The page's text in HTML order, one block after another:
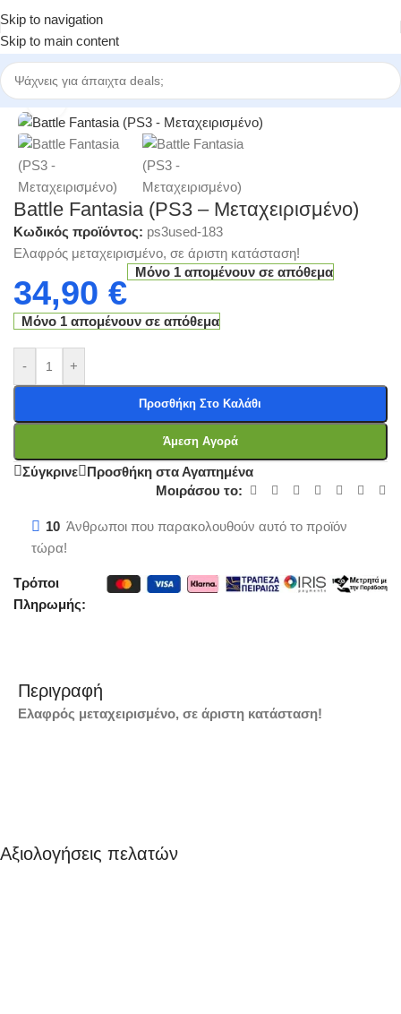
Skip to navigation
Skip to main content
/Ηλεκτρονικά Παιχνίδια/Μεταχειρισμένα Παιχνίδια - Retro
Click to enlarge
Battle Fantasia (PS3 – Μεταχειρισμένο)
Κωδικός προϊόντος: ps3used-183
Ελαφρός μεταχειρισμένο, σε άριστη κατάσταση!
34,90 €
Μόνο 1 απομένουν σε απόθεμα
Μόνο 1 απομένουν σε απόθεμα
- +
Προσθήκη Στο Καλάθι
Άμεση Αγορά
Σύγκρινε
Προσθήκη στα Αγαπημένα
Μοιράσου το:
10 Άνθρωποι που παρακολουθούν αυτό το προϊόν
τώρα!
Τρόποι
Πληρωμής:
Περιγραφή
Ελαφρός μεταχειρισμένο, σε άριστη κατάσταση!
Αξιολογήσεις πελατών